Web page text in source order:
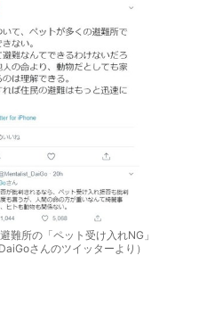
難所の「ペット受け入れNG」
さんのツイッターより）